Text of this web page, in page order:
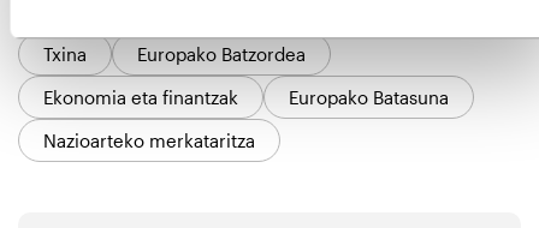
Txina
Europako Batzordea
Ekonomia eta finantzak
Europako Batasuna
Nazioarteko merkataritza